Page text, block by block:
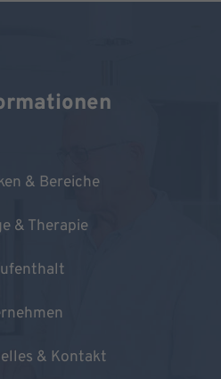
& Bereiche
& Therapie
& Kontakt